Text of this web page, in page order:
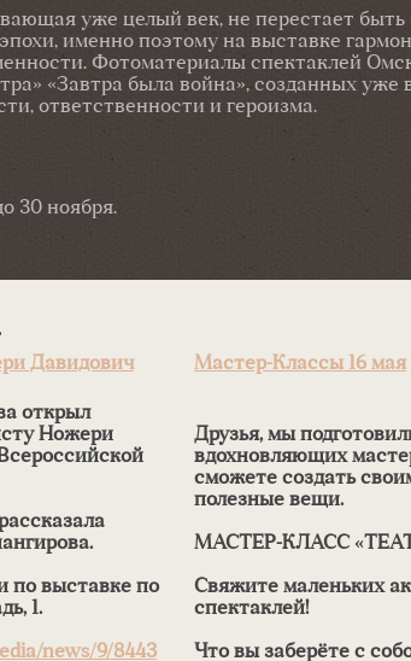
уже целый век, не перестает быть
именно поэтому на выставке
Фотоматериалы спектаклей
«Завтра была война», созданных уже
ответственности и героизма.
30 ноября.
Давидович
открыл
Ножери
по выставке по
1.
news/9/8443
Мастер-Классы 16 мая
Друзья, мы
вдохновляющих
сможете создать
полезные вещи.
МАСТЕР-КЛАСС
Свяжите маленьких
спектаклей!
Что вы заберёте с